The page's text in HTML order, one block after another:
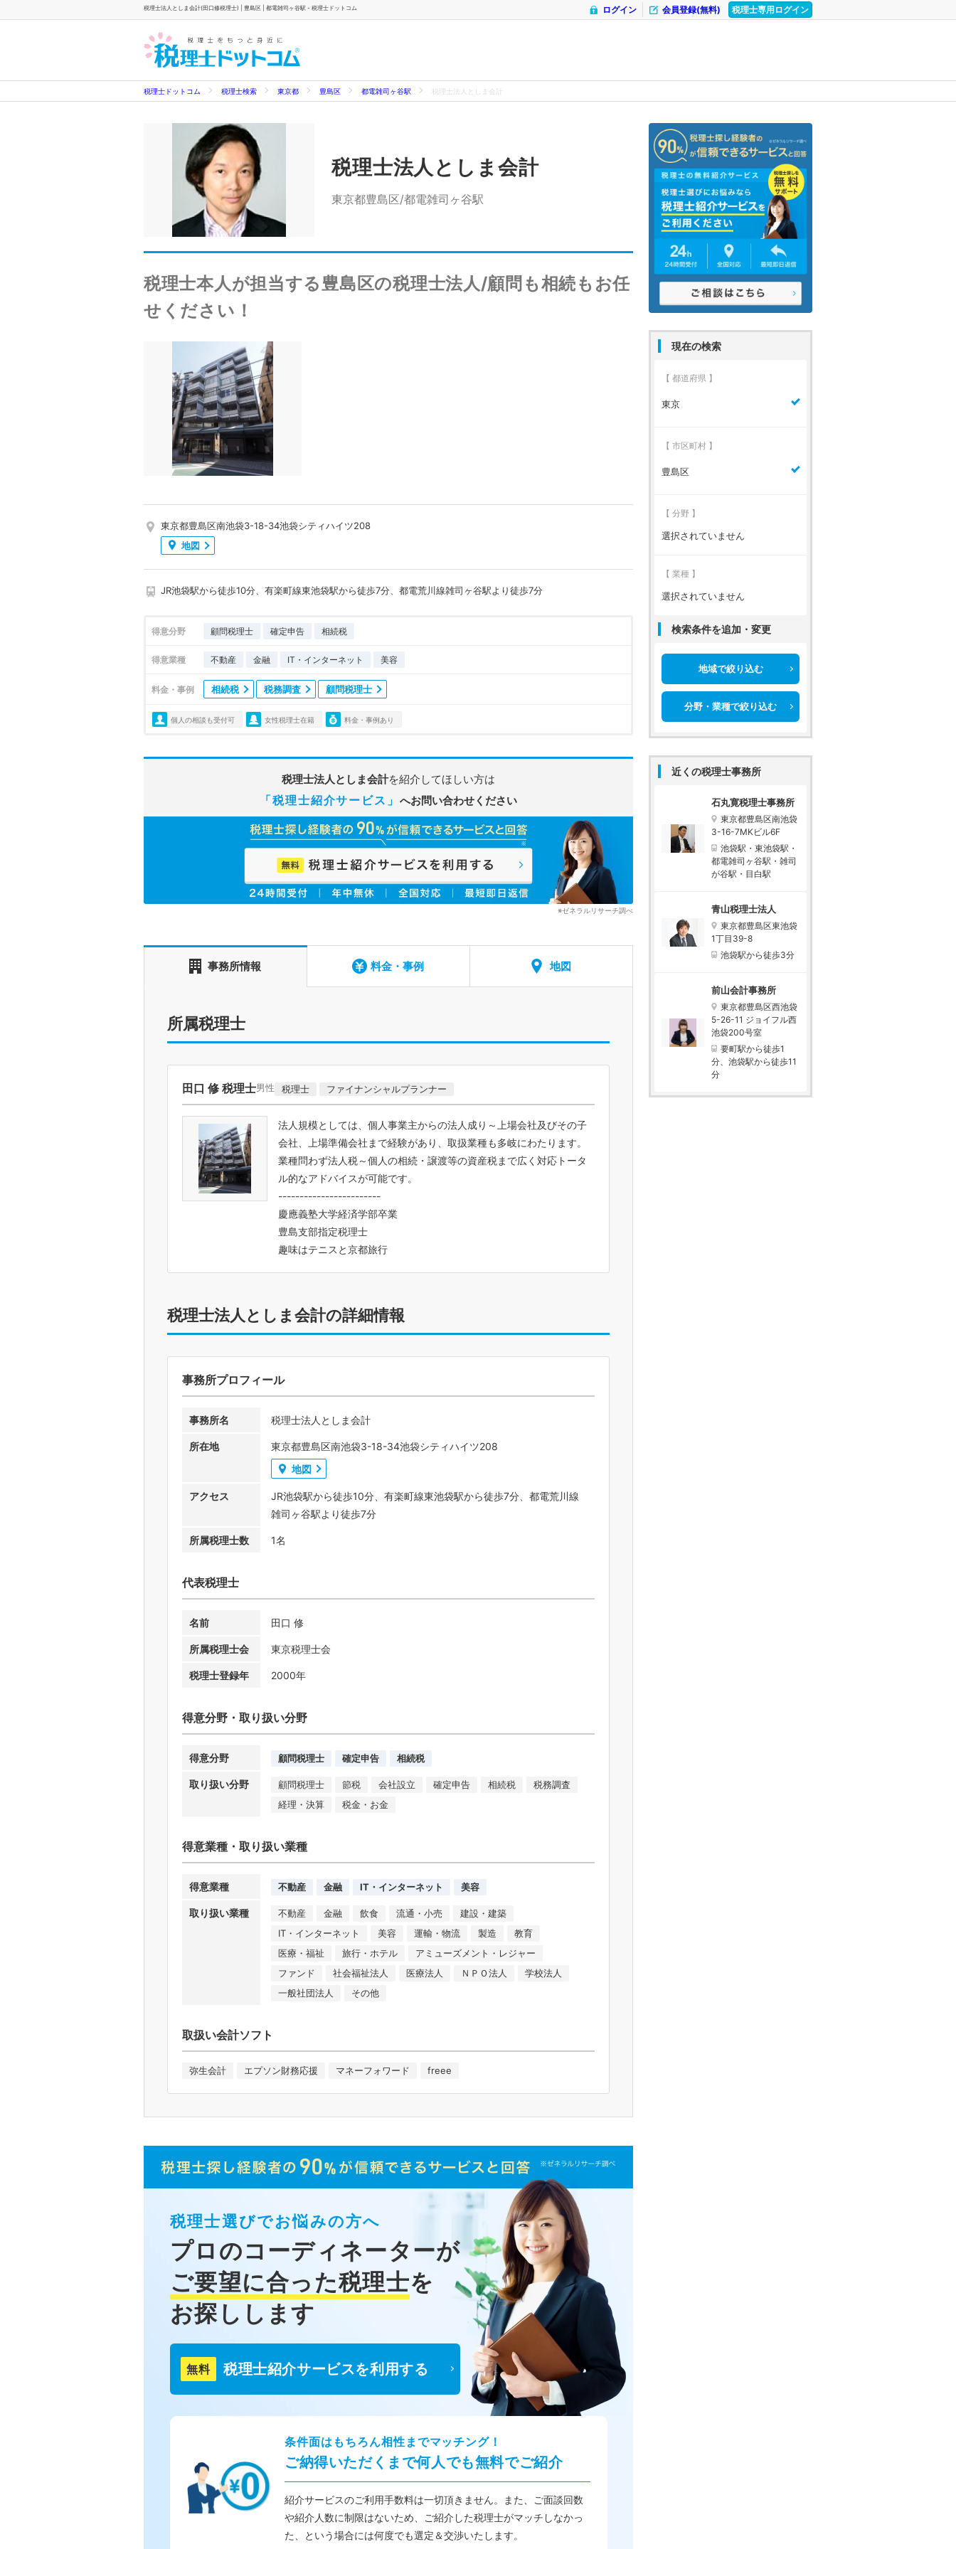
税理士法人としま会計(田口修税理士) | 豊島区 | 都電雑司ヶ谷駅 - 税理士ドットコム 税理士専用ログイン
会員登録(無料)
ログイン
税理士ドットコム 税理士検索 東京都 豊島区 都電雑司ヶ谷駅 税理士法人としま会計
現在の検索
【 都道府県 】
東京
【 市区町村 】
豊島区
【 分野 】
選択されていません
【 業種 】
選択されていません
検索条件を追加・変更
地域で絞り込む
分野・業種で絞り込む
近くの税理士事務所
石丸寛税理士事務所
東京都豊島区南池袋
3-16-7MKビル6F
池袋駅・東池袋駅・
都電雑司ヶ谷駅・雑司
が谷駅・目白駅
青山税理士法人
東京都豊島区東池袋
1丁目39-8
池袋駅から徒歩3分
前山会計事務所
東京都豊島区西池袋
5-26-11 ジョイフル西
池袋200号室
要町駅から徒歩1
分、池袋駅から徒歩11
分
税理士法人としま会計
東京都豊島区/都電雑司ヶ谷駅
税理士本人が担当する豊島区の税理士法人/顧問も相続もお任
せください！
東京都豊島区南池袋3-18-34池袋シティハイツ208
地図
JR池袋駅から徒歩10分、有楽町線東池袋駅から徒歩7分、都電荒川線雑司ヶ谷駅より徒歩7分
得意分野 顧問税理士 確定申告 相続税
得意業種 不動産 金融 IT・インターネット 美容
料金・事例 相続税 税務調査 顧問税理士
個人の相談も受付可 女性税理士在籍 料金・事例あり
税理士法人としま会計を紹介してほしい方は
「税理士紹介サービス」へお問い合わせください
※ゼネラルリサーチ調べ
事務所情報 料金・事例 地図
所属税理士
田口 修 税理士男性 税理士 ファイナンシャルプランナー
法人規模としては、個人事業主からの法人成り～上場会社及びその子
会社、上場準備会社まで経験があり、取扱業種も多岐にわたります。
業種問わず法人税～個人の相続・譲渡等の資産税まで広く対応トータ
ル的なアドバイスが可能です。
------------------------
慶應義塾大学経済学部卒業
豊島支部指定税理士
趣味はテニスと京都旅行
税理士法人としま会計の詳細情報
事務所プロフィール
事務所名 税理士法人としま会計
所在地
東京都豊島区南池袋3-18-34池袋シティハイツ208
地図
アクセス
JR池袋駅から徒歩10分、有楽町線東池袋駅から徒歩7分、都電荒川線
雑司ヶ谷駅より徒歩7分
所属税理士数 1名
代表税理士
名前 田口 修
所属税理士会 東京税理士会
税理士登録年 2000年
得意分野・取り扱い分野
得意分野 顧問税理士 確定申告 相続税
取り扱い分野 顧問税理士 節税 会社設立 確定申告 相続税
税務調査
経理・決算
税金・お金
得意業種・取り扱い業種
得意業種 不動産 金融 IT・インターネット 美容
取り扱い業種 不動産 金融 飲食 流通・小売
建設・建築
IT・インターネット
美容 運輸・物流 製造
教育
医療・福祉
旅行・ホテル
アミューズメント・レジャー
ファンド
社会福祉法人 医療法人 ＮＰＯ法人
学校法人
一般社団法人
その他
取扱い会計ソフト
弥生会計 エプソン財務応援 マネーフォワード freee
税理士選びでお悩みの方へ
プロのコーディネーターが
ご要望に合った税理士を
お探しします
無料 税理士紹介サービスを利用する
条件面はもちろん相性までマッチング！
ご納得いただくまで何人でも無料でご紹介
紹介サービスのご利用手数料は一切頂きません。また、ご面談回数
や紹介人数に制限はないため、ご紹介した税理士がマッチしなかっ
た、という場合には何度でも選定＆交渉いたします。